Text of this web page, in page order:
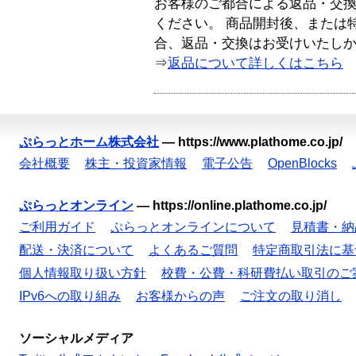
お客様のご都合による返品・交
ください。 商品開封後、または
合、返品・交換はお受けいたし
⇒返品について詳しくはこちら
ぷらっとホーム株式会社 — https://www.plathome.co.jp/
会社概要
株主・投資家情報 電子公告 OpenBlocks
ぷらっとオンライン — https://online.plathome.co.jp/
ご利用ガイド
ぷらっとオンラインについて
見積書・
配送・決済について
よくあるご質問
特定商取引法に
個人情報取り扱い方針
校費・公費・科研費払い取引のご
IPv6への取り組み
お客様からの声 ご注文の取り消し
ソーシャルメディア